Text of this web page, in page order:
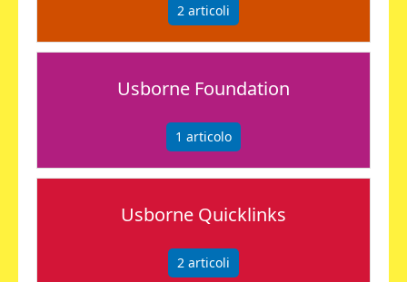
2 articoli
Usborne Foundation
1 articolo
Usborne Quicklinks
2 articoli